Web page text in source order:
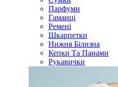
Парфуми
Гаманці
Ремені
Шкарпетки
Нижня Білизна
Кепки Та Панами
Рукавички